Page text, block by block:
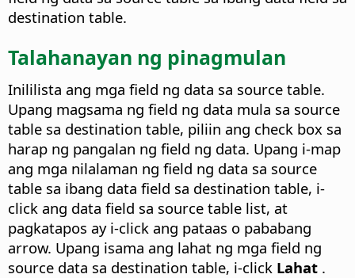
destination table.
Talahanayan ng pinagmulan
Inililista ang mga field ng data sa source table.
Upang magsama ng field ng data mula sa source
table sa destination table, piliin ang check box sa
harap ng pangalan ng field ng data. Upang i-map
ang mga nilalaman ng field ng data sa source
table sa ibang data field sa destination table, i-
click ang data field sa source table list, at
pagkatapos ay i-click ang pataas o pababang
arrow. Upang isama ang lahat ng mga field ng
source data sa destination table, i-click Lahat .